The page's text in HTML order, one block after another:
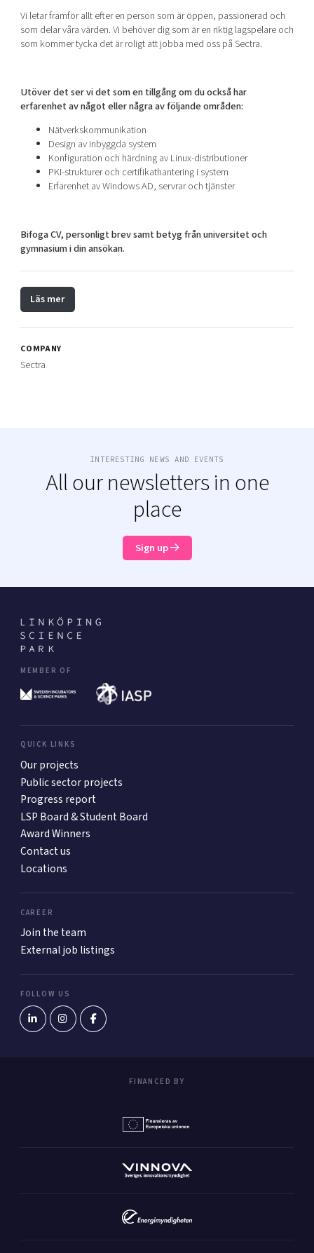
Vi letar framför allt efter en person som är öppen, passionerad och
som delar våra värden. Vi behöver dig som är en riktig lagspelare och
som kommer tycka det är roligt att jobba med oss på Sectra.
Utöver det ser vi det som en tillgång om du också har
erfarenhet av något eller några av följande områden:
Nätverkskommunikation
Design av inbyggda system
Konfiguration och härdning av Linux-distributioner
PKI-strukturer och certifikathantering i system
Erfarenhet av Windows AD, servrar och tjänster
Bifoga CV, personligt brev samt betyg från universitet och
gymnasium i din ansökan.
Läs mer
COMPANY
Sectra
INTERESTING NEWS AND EVENTS
All our newsletters in one
place
Sign up
MEMBER OF
QUICK LINKS
Our projects
Public sector projects
Progress report
LSP Board & Student Board
Award Winners
Contact us
Locations
CAREER
Join the team
External job listings
FOLLOW US
FINANCED BY